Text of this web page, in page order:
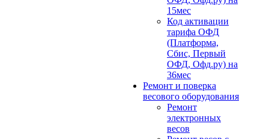
15мес
Код активации
тарифа ОФД
(Платформа,
Сбис, Первый
ОФД, Офд.ру) на
36мес
Ремонт и поверка
весового оборудования
Ремонт
электронных
весов